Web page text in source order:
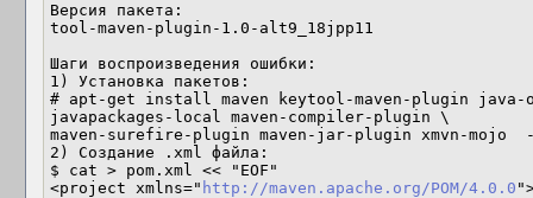
Версия пакета:
tool-maven-plugin-1.0-alt9_18jpp11
Шаги воспроизведения ошибки:
1) Установка пакетов:
# apt-get install maven keytool-maven-plugin java-
javapackages-local maven-compiler-plugin \
maven-surefire-plugin maven-jar-plugin xmvn-mojo
2) Создание .xml файла:
$ cat > pom.xml << "EOF"
<project xmlns=" http://maven.apache.org/POM/4.0.0